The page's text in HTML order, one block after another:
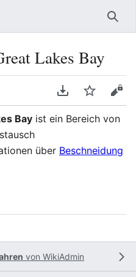
Lakes Bay
PDF
Bay ist ein Bereich von
über Beschneidung
von WikiAdmin